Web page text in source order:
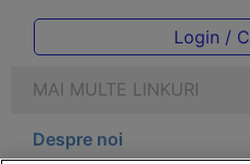
Login /
MAI MULTE LINKURI
Despre noi